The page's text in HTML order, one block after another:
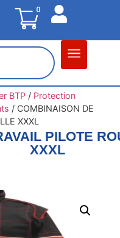
0
BTP/ Protection
/ COMBINAISON DE
XXXL
PILOTE
XXXL